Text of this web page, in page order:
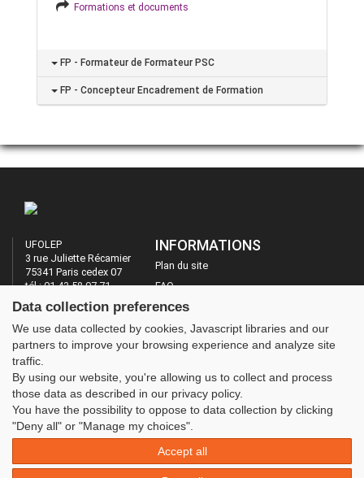
Formations et documents
FP - Formateur de Formateur PSC
FP - Concepteur Encadrement de Formation
UFOLEP
3 rue Juliette Récamier
75341 Paris cedex 07
tél : 01 43 58 97 71
Fax : 01 43 58 97 74
INFORMATIONS
Plan du site
FAQ
Mentions légales
Administration
LES SITES DE L'UFOLEP
Guide Asso
Communication Asso
Inscriptions évènements
Data collection preferences
We use data collected by cookies, Javascript libraries and our
partners to improve your browsing experience and analyze site
traffic.
By using our website, you're allowing us to collect and process
those data as described in our privacy policy.
You have the possibility to oppose to data collection by clicking
"Deny all" or "Manage my choices".
Accept all